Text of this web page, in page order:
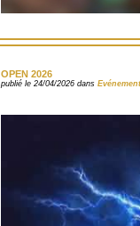
OPEN 2026
publié le 24/04/2026 dans